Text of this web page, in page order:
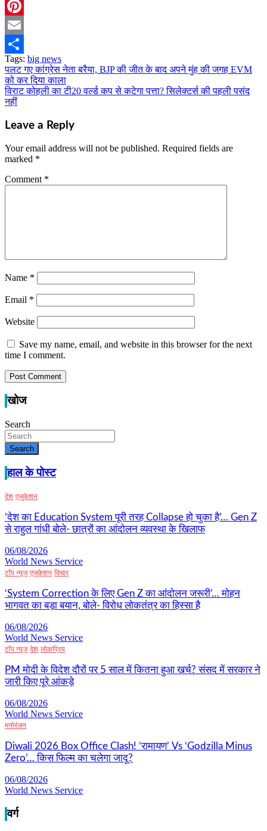
Twitter
Pinterest
Email
Share
Tags: big news
Post
navigation
पलट गए कांग्रेस नेता बरैया, BJP की जीत के बाद अपने मुंह की जगह EVM
को कर दिया काला
विराट कोहली का टी20 वर्ल्ड कप से कटेगा पत्ता? सिलेक्टर्स की पहली पसंद
नहीं
Leave a Reply
Your email address will not be published. Required fields are
marked *
Comment *
Name *
Email *
Website
Save my name, email, and website in this browser for the next
time I comment.
खोज
Search
Search
हाल के पोस्ट
देश एजुकेशन
‘देश का Education System पूरी तरह Collapse हो चुका है’… Gen Z
से राहुल गांधी बोले- छात्रों का आंदोलन व्यवस्था के खिलाफ
06/08/2026
World News Service
टॉप न्यूज एजुकेशन विचार
‘System Correction के लिए Gen Z का आंदोलन जरूरी’… मोहन
भागवत का बड़ा बयान, बोले- विरोध लोकतंत्र का हिस्सा है
06/08/2026
World News Service
टॉप न्यूज देश लोकप्रिय
PM मोदी के विदेश दौरों पर 5 साल में कितना हुआ खर्च? संसद में सरकार ने
जारी किए पूरे आंकड़े
06/08/2026
World News Service
मनोरंजन
Diwali 2026 Box Office Clash! ‘रामायण’ Vs ‘Godzilla Minus
Zero’… किस फिल्म का चलेगा जादू?
06/08/2026
World News Service
वर्ग